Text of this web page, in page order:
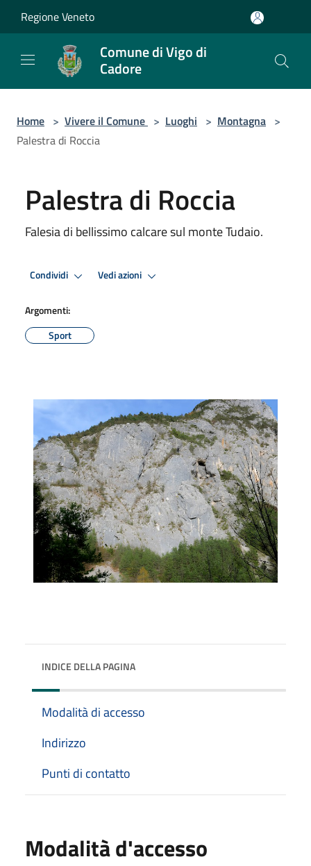
Regione Veneto
Comune di Vigo di
Cadore
Home > Vivere il Comune > Luoghi > Montagna >
Palestra di Roccia
Palestra di Roccia
Falesia di bellissimo calcare sul monte Tudaio.
Condividi Vedi azioni
Argomenti:
Sport
INDICE DELLA PAGINA
Modalità di accesso
Indirizzo
Punti di contatto
Modalità d'accesso